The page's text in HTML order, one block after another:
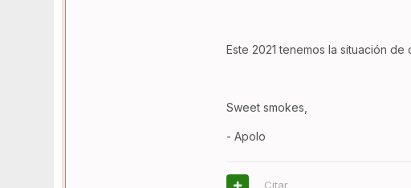
Este 2021 tenemos la situación
Sweet smokes,
- Apolo
Citar